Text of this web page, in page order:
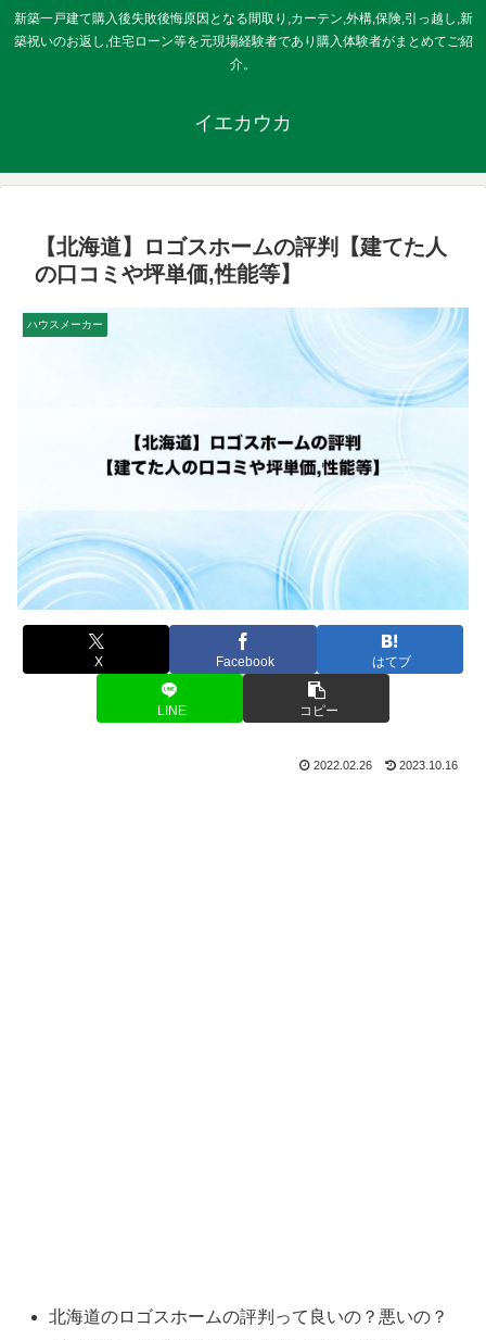
新築一戸建て購入後失敗後悔原因となる間取り,カーテン,外構,保険,引っ越し,新
築祝いのお返し,住宅ローン等を元現場経験者であり購入体験者がまとめてご紹
介。
イエカウカ
【北海道】ロゴスホームの評判【建てた人
の口コミや坪単価,性能等】
ハウスメーカー
X Facebook はてブ
LINE コピー
2022.02.26 2023.10.16
北海道のロゴスホームの評判って良いの？悪いの？